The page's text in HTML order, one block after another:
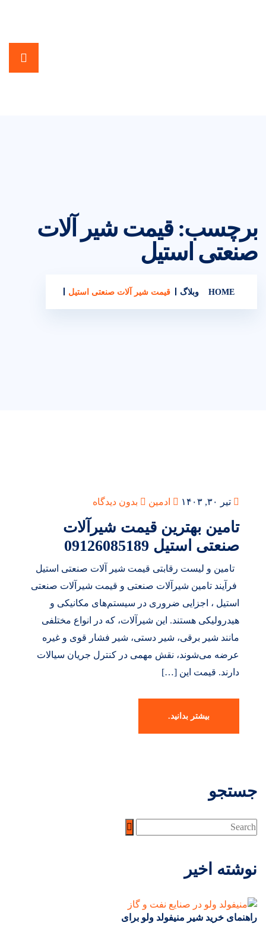
برچسب:قیمت شیر آلات
صنعتی استیل
HOME وبلاگ قیمت شیر آلات صنعتی استیل
تیر ۳۰, ۱۴۰۳ ادمین بدون دیدگاه
تامین بهترین قیمت شیرآلات
صنعتی استیل 09126085189
تامین و لیست رقابتی قیمت شیر آلات صنعتی استیل
فرآیند تامین شیرآلات صنعتی و قیمت شیرآلات صنعتی
استیل ، اجزایی ضروری در سیستم‌های مکانیکی و
هیدرولیکی هستند. این شیرآلات، که در انواع مختلفی
مانند شیر برقی، شیر دستی، شیر فشار قوی و غیره
عرضه می‌شوند، نقش مهمی در کنترل جریان سیالات
دارند. قیمت این […]
بیشتر بدانید.
جستجو
نوشته اخیر
راهنمای خرید شیر منیفولد ولو برای